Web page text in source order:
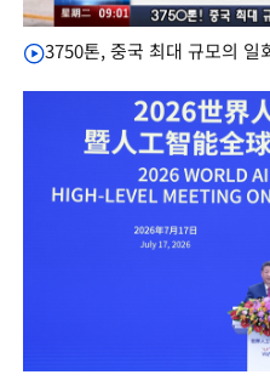
3750톤, 중국 최대 규모의 일